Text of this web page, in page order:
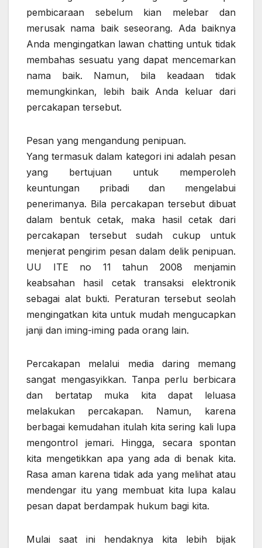
pembicaraan sebelum kian melebar dan
merusak nama baik seseorang. Ada baiknya
Anda mengingatkan lawan chatting untuk tidak
membahas sesuatu yang dapat mencemarkan
nama baik. Namun, bila keadaan tidak
memungkinkan, lebih baik Anda keluar dari
percakapan tersebut.
Pesan yang mengandung penipuan.
Yang termasuk dalam kategori ini adalah pesan
yang bertujuan untuk memperoleh
keuntungan pribadi dan mengelabui
penerimanya. Bila percakapan tersebut dibuat
dalam bentuk cetak, maka hasil cetak dari
percakapan tersebut sudah cukup untuk
menjerat pengirim pesan dalam delik penipuan.
UU ITE no 11 tahun 2008 menjamin
keabsahan hasil cetak transaksi elektronik
sebagai alat bukti. Peraturan tersebut seolah
mengingatkan kita untuk mudah mengucapkan
janji dan iming-iming pada orang lain.
Percakapan melalui media daring memang
sangat mengasyikkan. Tanpa perlu berbicara
dan bertatap muka kita dapat leluasa
melakukan percakapan. Namun, karena
berbagai kemudahan itulah kita sering kali lupa
mengontrol jemari. Hingga, secara spontan
kita mengetikkan apa yang ada di benak kita.
Rasa aman karena tidak ada yang melihat atau
mendengar itu yang membuat kita lupa kalau
pesan dapat berdampak hukum bagi kita.
Mulai saat ini hendaknya kita lebih bijak